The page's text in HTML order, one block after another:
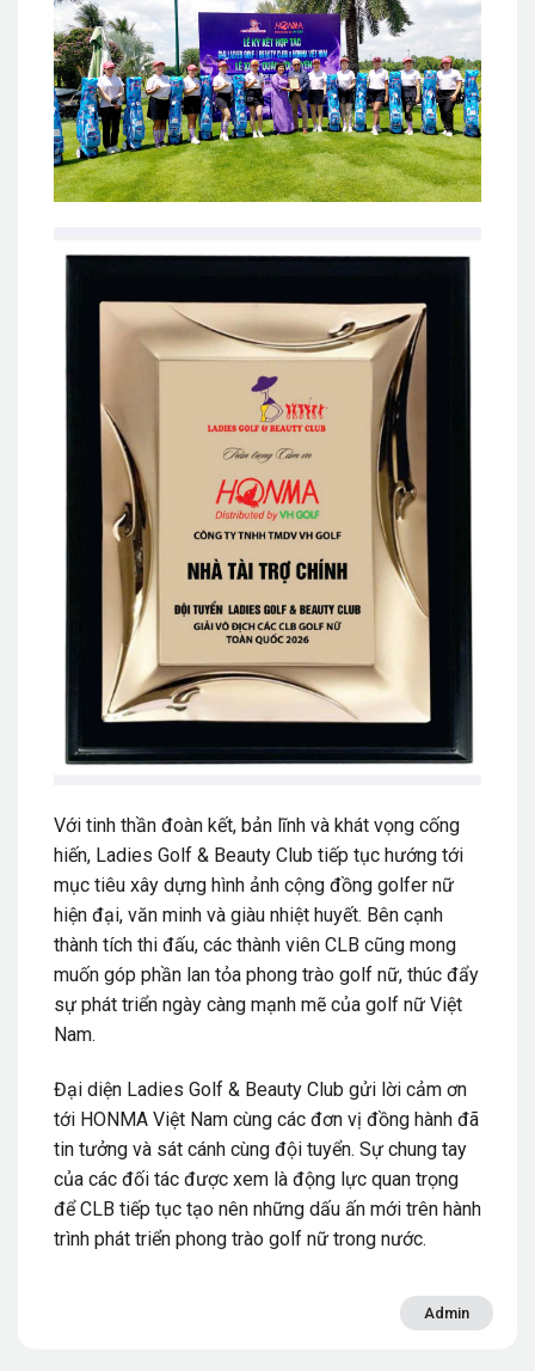
Với tinh thần đoàn kết, bản lĩnh và khát vọng cống
hiến, Ladies Golf & Beauty Club tiếp tục hướng tới
mục tiêu xây dựng hình ảnh cộng đồng golfer nữ
hiện đại, văn minh và giàu nhiệt huyết. Bên cạnh
thành tích thi đấu, các thành viên CLB cũng mong
muốn góp phần lan tỏa phong trào golf nữ, thúc đẩy
sự phát triển ngày càng mạnh mẽ của golf nữ Việt
Nam.
Đại diện Ladies Golf & Beauty Club gửi lời cảm ơn
tới HONMA Việt Nam cùng các đơn vị đồng hành đã
tin tưởng và sát cánh cùng đội tuyển. Sự chung tay
của các đối tác được xem là động lực quan trọng
để CLB tiếp tục tạo nên những dấu ấn mới trên hành
trình phát triển phong trào golf nữ trong nước.
Admin